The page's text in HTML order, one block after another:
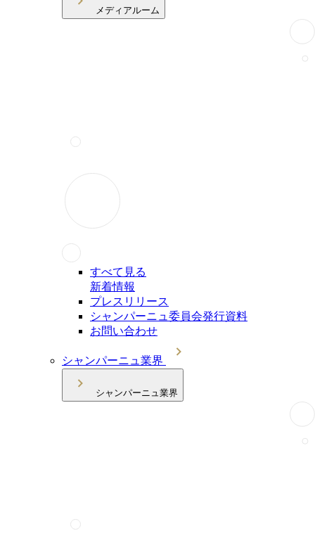
メディアルーム
すべて見る
新着情報
プレスリリース
シャンパーニュ委員会発行資料
お問い合わせ
シャンパーニュ業界
シャンパーニュ業界